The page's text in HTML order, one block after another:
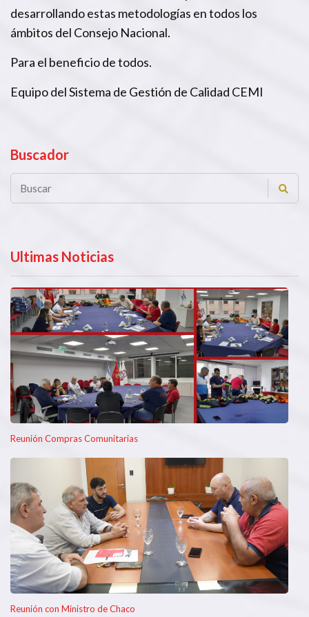
desarrollando estas metodologías en todos los
ámbitos del Consejo Nacional.
Para el beneficio de todos.
Equipo del Sistema de Gestión de Calidad CEMI
Buscador
Ultimas Noticias
Reunión Compras Comunitarias
Reunión con Ministro de Chaco